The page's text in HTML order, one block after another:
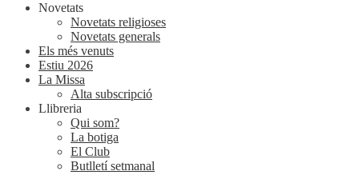
Novetats
Novetats religioses
Novetats generals
Els més venuts
Estiu 2026
La Missa
Alta subscripció
Llibreria
Qui som?
La botiga
El Club
Butlletí setmanal